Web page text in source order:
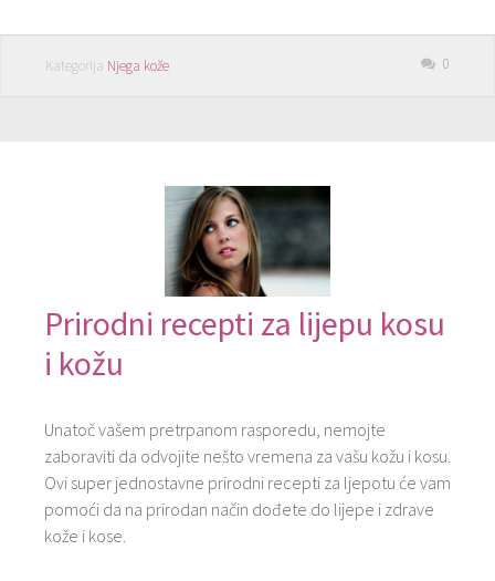
Kategorija Njega kože 0
Prirodni recepti za lijepu kosu
i kožu
Unatoč vašem pretrpanom rasporedu, nemojte
zaboraviti da odvojite nešto vremena za vašu kožu i kosu.
Ovi super jednostavne prirodni recepti za ljepotu će vam
pomoći da na prirodan način dođete do lijepe i zdrave
kože i kose.